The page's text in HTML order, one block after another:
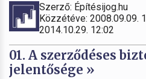
Szerző: Építésijog.hu
Közzétéve: 2008.09.09.
2014.10.29. 12:02
01. A szerződéses
jelentősége »